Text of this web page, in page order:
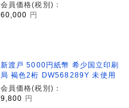
会員価格(税別)：
60,000
円
新渡戸 5000円紙幣 希少国立印刷
局 褐色2桁 DW568289Y 未使用
会員価格(税別)：
9,800
円